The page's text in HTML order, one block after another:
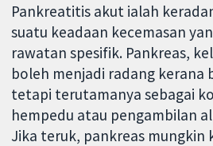
Pankreatitis akut ialah
suatu keadaan kecemasan
rawatan spesifik. Pankreas,
boleh menjadi radang kerana
tetapi terutamanya sebagai
hempedu atau pengambilan
Jika teruk, pankreas mungkin